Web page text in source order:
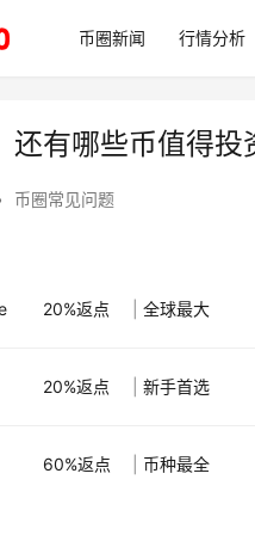
币圈新闻 行情分析
还有哪些币值得投
币圈常见问题
20%返点 全球最大
20%返点 新手首选
60%返点 币种最全